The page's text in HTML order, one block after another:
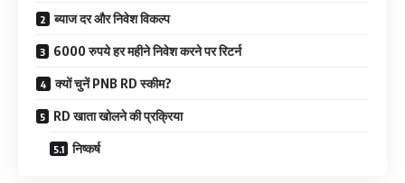
ब्याज दर और निवेश विकल्प
6000 रुपये हर महीने निवेश करने पर रिटर्न
क्यों चुनें PNB RD स्कीम?
RD खाता खोलने की प्रक्रिया
निष्कर्ष